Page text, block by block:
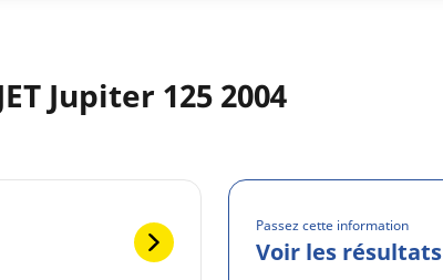
Jupiter 125 2004
Passez cette information
Voir les résultats